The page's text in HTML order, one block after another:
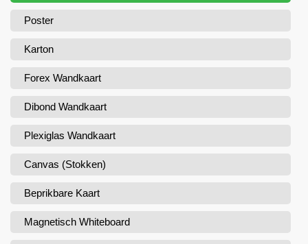
Poster
Karton
Forex Wandkaart
Dibond Wandkaart
Plexiglas Wandkaart
Canvas (Stokken)
Beprikbare Kaart
Magnetisch Whiteboard